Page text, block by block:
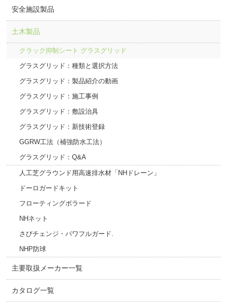
安全施設製品
土木製品
クラック抑制シート グラスグリッド
グラスグリッド：種類と選択方法
グラスグリッド：製品紹介の動画
グラスグリッド：施工事例
グラスグリッド：敷設治具
グラスグリッド：新技術登録
GGRW工法（補強防水工法）
グラスグリッド：Q&A
人工芝グラウンド用高速排水材「NHドレーン」
ドーロガードキット
フローティングボラード
NHネット
さびチェンジ・パワフルガード.
NHP防球
主要取扱メーカー一覧
カタログ一覧